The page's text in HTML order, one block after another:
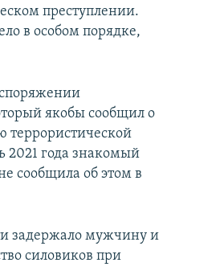
преступлении.
в особом порядке,
якобы сообщил о
террористической
2021 года знакомый
сообщила об этом в
задержало мужчину и
силовиков при